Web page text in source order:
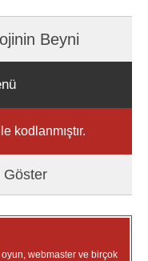
Beyni
kodlanmıştır.
Göster
oyun, webmaster ve birçok